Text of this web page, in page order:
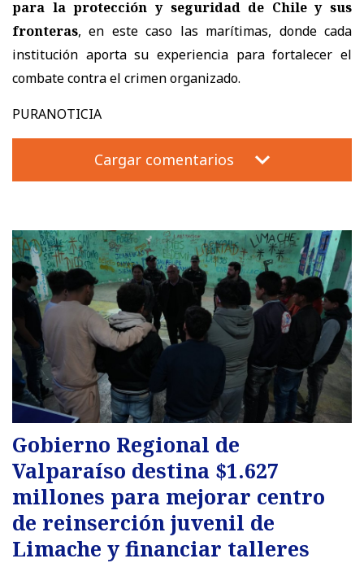
para la protección y seguridad de Chile y sus
fronteras, en este caso las marítimas, donde cada
institución aporta su experiencia para fortalecer el
combate contra el crimen organizado.
PURANOTICIA
Cargar comentarios
Gobierno Regional de
Valparaíso destina $1.627
millones para mejorar centro
de reinserción juvenil de
Limache y financiar talleres